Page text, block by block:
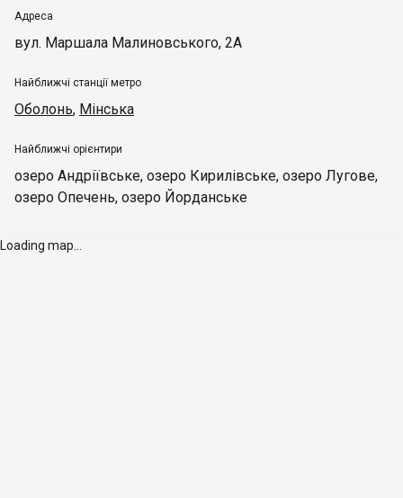
Адреса
вул. Маршала Малиновського, 2А
Найближчі станції метро
Оболонь, Мінська
Найближчі орієнтири
озеро Андріївське, озеро Кирилівське, озеро Лугове,
озеро Опечень, озеро Йорданське
Loading map...